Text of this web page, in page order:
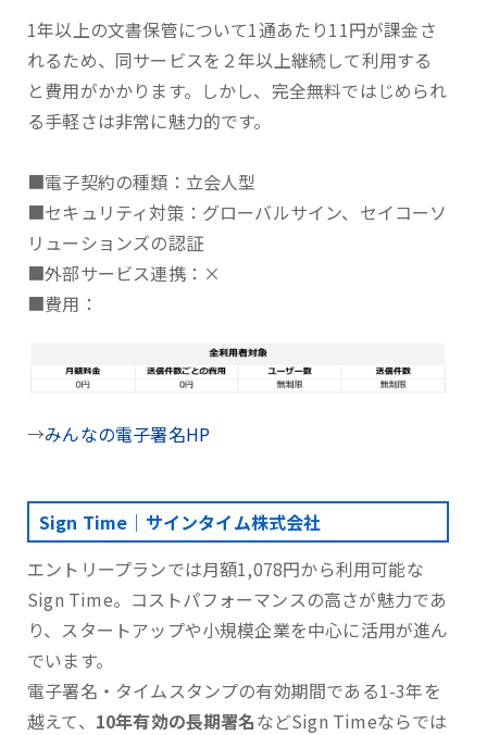
1年以上の文書保管について1通あたり11円が課金さ
れるため、同サービスを２年以上継続して利用する
と費用がかかります。しかし、完全無料ではじめられ
る手軽さは非常に魅力的です。
■電子契約の種類：立会人型
■セキュリティ対策：グローバルサイン、セイコーソ
リューションズの認証
■外部サービス連携：×
■費用：
→みんなの電子署名HP
Sign Time｜サインタイム株式会社
エントリープランでは月額1,078円から利用可能な
Sign Time。コストパフォーマンスの高さが魅力であ
り、スタートアップや小規模企業を中心に活用が進ん
でいます。
電子署名・タイムスタンプの有効期間である1-3年を
越えて、 10年有効の長期署名などSign Timeならでは